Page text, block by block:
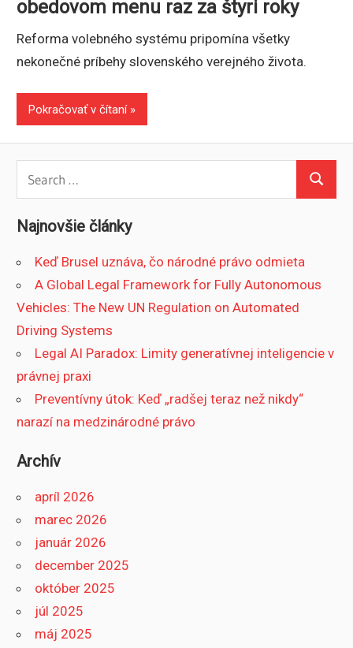
obedovom menu raz za štyri roky
Reforma volebného systému pripomína všetky
nekonečné príbehy slovenského verejného života.
Pokračovať v čítaní
Search
Najnovšie články
Keď Brusel uznáva, čo národné právo odmieta
A Global Legal Framework for Fully Autonomous
Vehicles: The New UN Regulation on Automated
Driving Systems
Legal AI Paradox: Limity generatívnej inteligencie v
právnej praxi
Preventívny útok: Keď „radšej teraz než nikdy“
narazí na medzinárodné právo
Archív
apríl 2026
marec 2026
január 2026
december 2025
október 2025
júl 2025
máj 2025